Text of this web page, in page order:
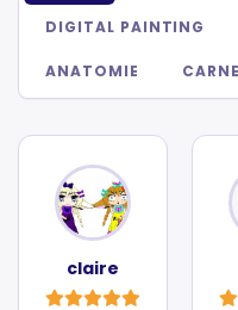
DIGITAL PAINTING
ANATOMIE
claire